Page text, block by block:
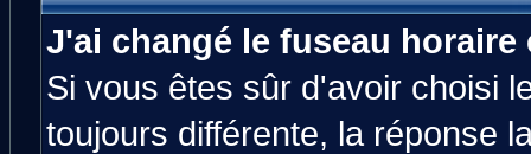
J'ai changé le fuseau
Si vous êtes sûr d'avoir choisi
toujours différente, la réponse